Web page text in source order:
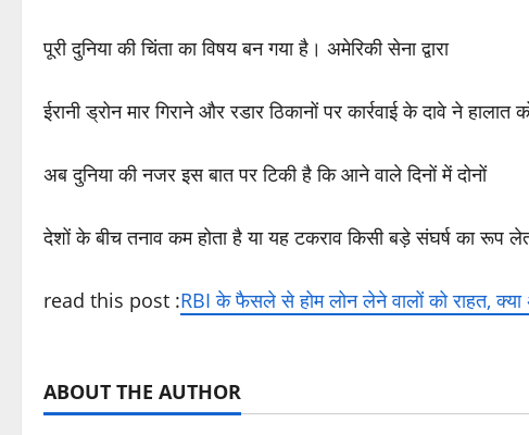
पूरी दुनिया की चिंता का विषय बन गया है। अमेरिकी सेना द्वारा
ईरानी ड्रोन मार गिराने और रडार ठिकानों पर कार्रवाई के दावे ने हालात
अब दुनिया की नजर इस बात पर टिकी है कि आने वाले दिनों में दोनों
देशों के बीच तनाव कम होता है या यह टकराव किसी बड़े संघर्ष का रूप
read this post :RBI के फैसले से होम लोन लेने वालों को राहत,
ABOUT THE AUTHOR